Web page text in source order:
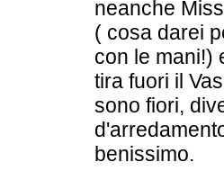
neanche
( cosa darei
con le mani!)
tira fuori il
sono fiori,
benissimo.